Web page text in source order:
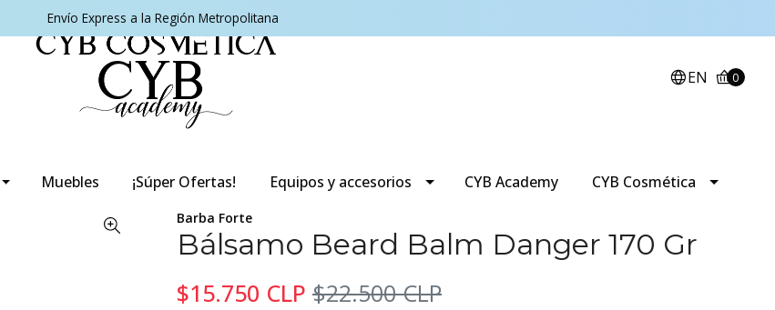
Envío Express a la Región Metropolitana
EN 0
Muebles ¡Súper Ofertas! Equipos y accesorios CYB Academy CYB Cosmética
Barba Forte
Bálsamo Beard Balm Danger 170 Gr
$15.750 CLP $22.500 CLP